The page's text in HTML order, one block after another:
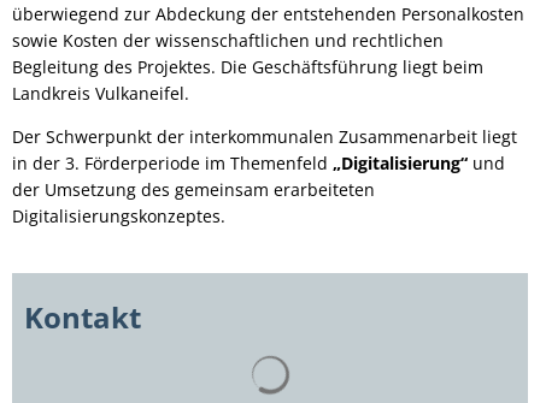
überwiegend zur Abdeckung der entstehenden Personalkosten
sowie Kosten der wissenschaftlichen und rechtlichen
Begleitung des Projektes. Die Geschäftsführung liegt beim
Landkreis Vulkaneifel.
Der Schwerpunkt der interkommunalen Zusammenarbeit liegt
in der 3. Förderperiode im Themenfeld „Digitalisierung“ und
der Umsetzung des gemeinsam erarbeiteten
Digitalisierungskonzeptes.
Kontakt